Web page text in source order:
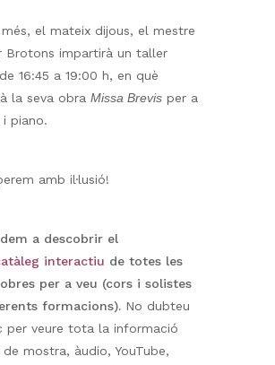
més, el mateix dijous, el mestre
Brotons impartirà un taller
16:45 a 19:00 h, en què
la seva obra Missa Brevis per a
piano.
amb il·lusió!
a descobrir el
interactiu de totes les
per a veu (cors i solistes
formacions). No dubteu
per veure tota la informació
de mostra, àudio, YouTube,